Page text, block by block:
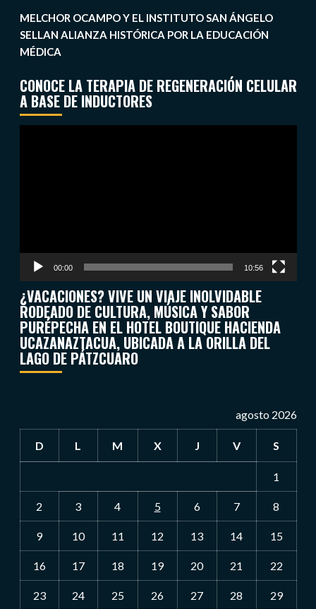
MELCHOR OCAMPO Y EL INSTITUTO SAN ÁNGELO
SELLAN ALIANZA HISTÓRICA POR LA EDUCACIÓN
MÉDICA
CONOCE LA TERAPIA DE REGENERACIÓN CELULAR
A BASE DE INDUCTORES
00:00 10:56
¿VACACIONES? VIVE UN VIAJE INOLVIDABLE
RODEADO DE CULTURA, MÚSICA Y SABOR
PURÉPECHA EN EL HOTEL BOUTIQUE HACIENDA
UCAZANAZTACUA, UBICADA A LA ORILLA DEL
LAGO DE PÁTZCUARO
agosto 2026
D L M X J V S
1
2 3 4 5 6 7 8
9 10 11 12 13 14 15
16 17 18 19 20 21 22
23 24 25 26 27 28 29